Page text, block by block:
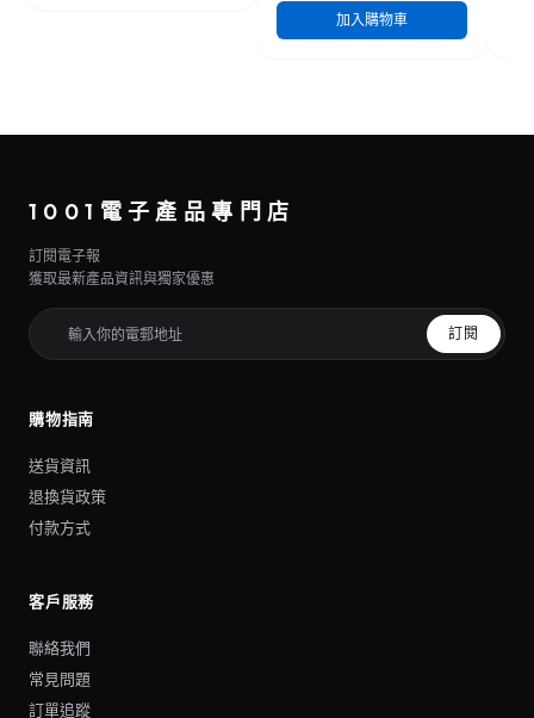
加入購物車
1001電子產品專門店
訂閱電子報
獲取最新產品資訊與獨家優惠
訂閱
購物指南
送貨資訊
退換貨政策
付款方式
客戶服務
聯絡我們
常見問題
訂單追蹤